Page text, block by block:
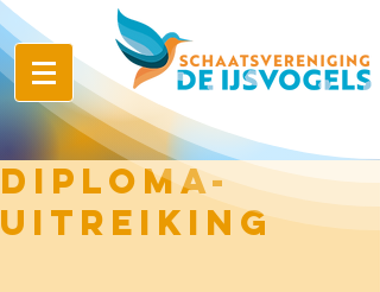
Diploma-
uitreiking